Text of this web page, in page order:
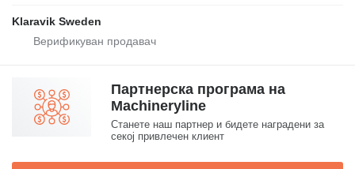
Klaravik Sweden
Партнерска програма на
Machineryline
Станете наш партнер и бидете наградени за
секој привлечен клиент